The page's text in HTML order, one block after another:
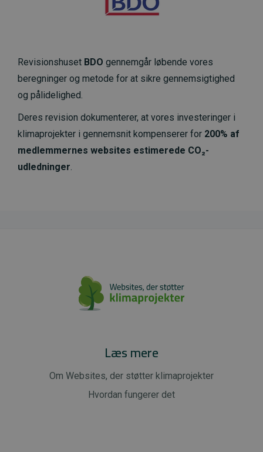
Revisionshuset BDO gennemgår løbende vores
beregninger og metode for at sikre gennemsigtighed
og pålidelighed.
Deres revision dokumenterer, at vores investeringer i
klimaprojekter i gennemsnit kompenserer for 200% af
medlemmernes websites estimerede CO₂-
udledninger.
Læs mere
Om Websites, der støtter klimaprojekter
Hvordan fungerer det